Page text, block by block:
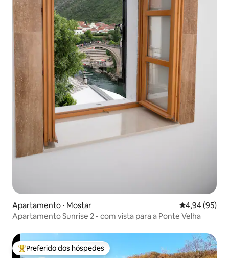
Apartamento ⋅ Mostar 4,94 de uma
4,94 (95)
Apartamento Sunrise 2 - com vista para a Ponte Velha
Entre os melhores preferidos dos hóspedes
Preferido dos hóspedes